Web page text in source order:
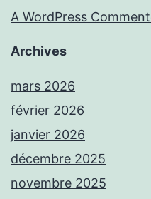
A WordPress
Archives
mars 2026
février 2026
janvier 2026
décembre 2025
novembre 2025